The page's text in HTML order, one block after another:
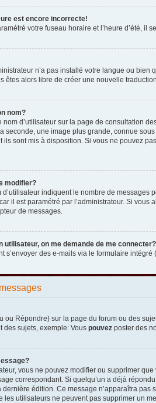
est encore incorrecte!
votre fuseau horaire et l’heure d’été, il
n’a pas installé votre langue ou
êtes alors libre de créer une nouvelle
nom?
d’utilisateur sur la page de consultation
seconde, une image plus grande, connue
sont mis à disposition. Si vous ne pouvez
modifier?
indiquent le nombre de
il est paramétré par l’administrateur. Si
de messages.
utilisateur, on me demande de me connecter?
s’envoyer des e-mails via le formulaire
Répondre) sur la page du forum ou des
des sujets, exemple: Vous pouvez poster des
vous ne pouvez modifier ou supprimer
correspondant. Si quelqu’un a déjà
dernière édition. Ce message n’apparaîtra
les utilisateurs ne peuvent pas supprimer un